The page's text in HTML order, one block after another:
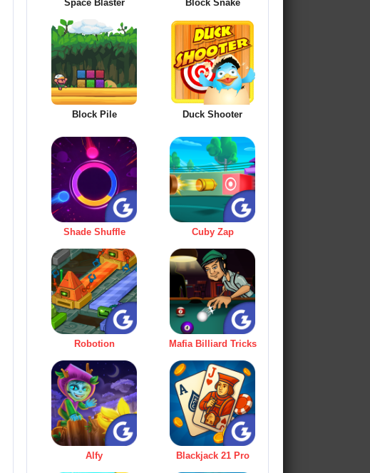
Space Blaster Block Snake
Block Pile Duck Shooter
Shade Shuffle Cuby Zap
Robotion Mafia Billiard Tricks
Alfy Blackjack 21 Pro